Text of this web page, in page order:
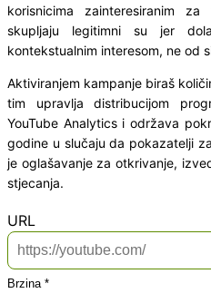
korisnicima zainteresiranim
skupljaju legitimni su jer
kontekstualnim interesom, ne od
Aktiviranjem kampanje biraš
tim upravlja distribucijom
YouTube Analytics i održava
godine u slučaju da pokazatelji
je oglašavanje za otkrivanje,
stjecanja.
URL
Brzina *